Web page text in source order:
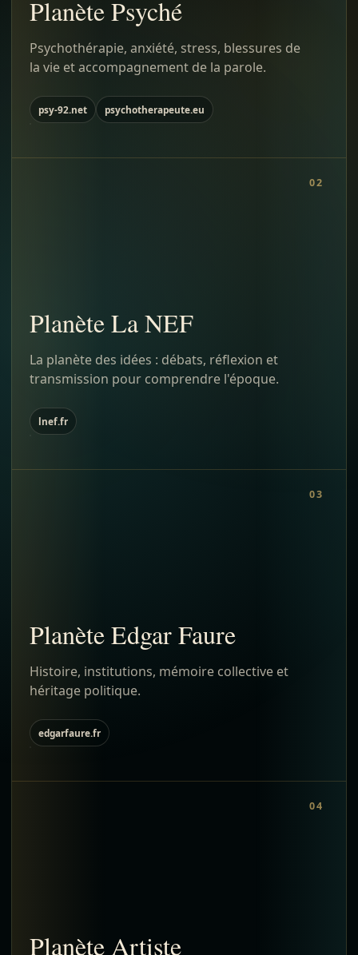
Planète Psyché
Psychothérapie, anxiété, stress, blessures de
la vie et accompagnement de la parole.
psy-92.net psychotherapeute.eu
02
Planète La NEF
La planète des idées : débats, réflexion et
transmission pour comprendre l'époque.
lnef.fr
03
Planète Edgar Faure
Histoire, institutions, mémoire collective et
héritage politique.
edgarfaure.fr
04
Planète Artiste